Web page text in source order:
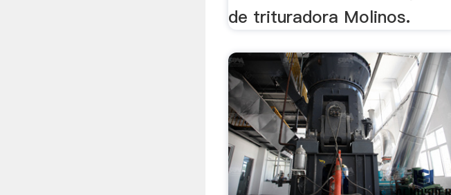
de trituradora Molinos.